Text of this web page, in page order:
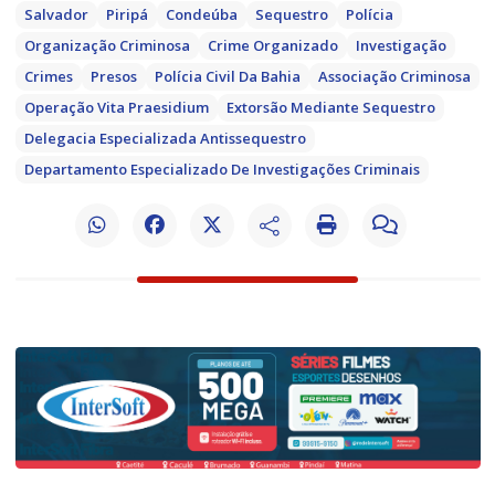
Salvador Piripá Condeúba Sequestro
Polícia
Organização Criminosa
Crime Organizado
Investigação
Crimes
Presos Polícia Civil Da Bahia
Associação Criminosa
Operação Vita Praesidium
Extorsão Mediante Sequestro
Delegacia Especializada Antissequestro
Departamento Especializado De Investigações Criminais